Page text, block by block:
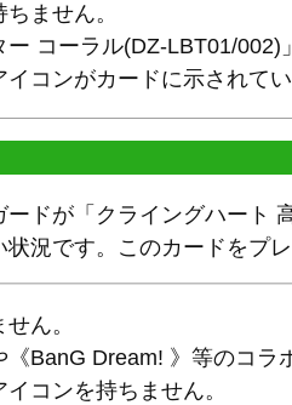
ません。
ー コーラル(DZ-LBT01/
コンがカードに示されて
ードが「クライングハート
状況です。このカードをプ
ん。
《BanG Dream! 》等のコ
コンを持ちません。